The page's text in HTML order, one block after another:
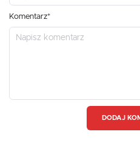
Komentarz*
DODAJ